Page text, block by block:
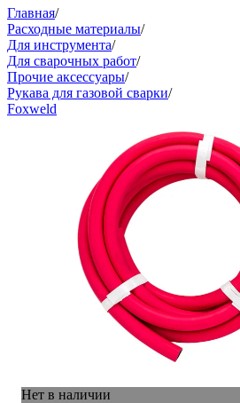
Главная/
Расходные материалы/
Для инструмента/
Для сварочных работ/
Прочие аксессуары/
Рукава для газовой сварки/
Foxweld
Нет в наличии